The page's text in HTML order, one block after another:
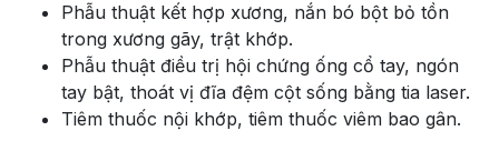
Phẫu thuật kết hợp xương, nắn bó bột bỏ tồn
trong xương gãy, trật khớp.
Phẫu thuật điều trị hội chứng ống cổ tay, ngón
tay bật, thoát vị đĩa đệm cột sống bằng tia laser.
Tiêm thuốc nội khớp, tiêm thuốc viêm bao gân.